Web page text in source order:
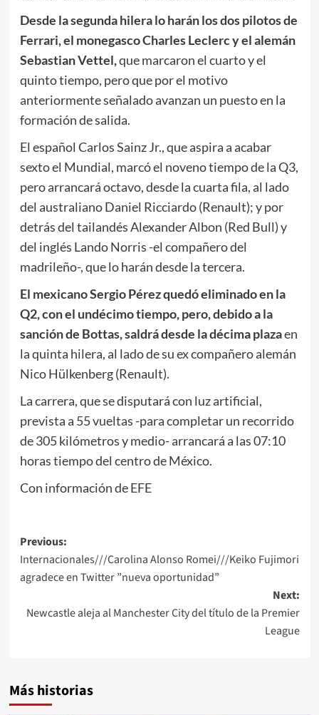
Desde la segunda hilera lo harán los dos pilotos de
Ferrari, el monegasco Charles Leclerc y el alemán
Sebastian Vettel,que marcaron el cuarto y el
quinto tiempo, pero que por el motivo
anteriormente señalado avanzan un puesto en la
formación de salida.
El español Carlos Sainz Jr., que aspira a acabar
sexto el Mundial, marcó el noveno tiempo de la Q3,
pero arrancará octavo, desde la cuarta fila, al lado
del australiano Daniel Ricciardo (Renault); y por
detrás del tailandés Alexander Albon (Red Bull) y
del inglés Lando Norris -el compañero del
madrileño-, que lo harán desde la tercera.
El mexicano Sergio Pérez quedó eliminado en la
Q2, con el undécimo tiempo, pero, debido a la
sanción de Bottas, saldrá desde la décima plazaen
la quinta hilera, al lado de su ex compañero alemán
Nico Hülkenberg (Renault).
La carrera, que se disputará con luz artificial,
prevista a 55 vueltas -para completar un recorrido
de 305 kilómetros y medio- arrancará a las 07:10
horas tiempo del centro de México.
Con información de EFE
Post
navigation
Previous:
Internacionales///Carolina Alonso Romei///Keiko Fujimori
agradece en Twitter ”nueva oportunidad”
Next:
Newcastle aleja al Manchester City del título de la Premier
League
Más historias